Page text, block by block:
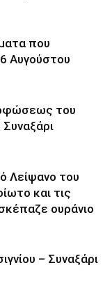
που
Αυγούστου
του
Λείψανο του
και τις
ουράνιο
– Συναξάρι